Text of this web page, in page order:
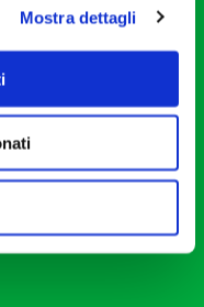
Mostra dettagli